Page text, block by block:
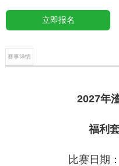
立即报名
赛事详情
2027年
福利
比赛日期